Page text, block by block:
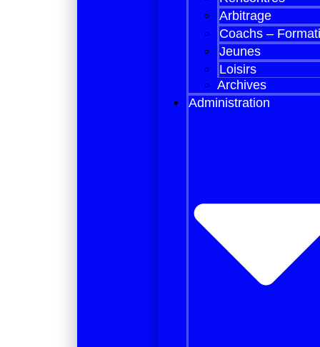
Arbitrage
Coachs –
Jeunes
Loisirs
Archives
Administration